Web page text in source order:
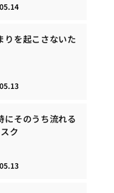
りを起こさないた
にそのうち流れる
ク